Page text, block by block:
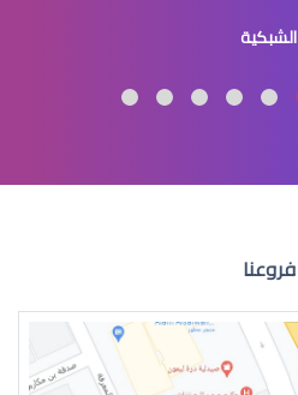
الشبكية
فروعنا